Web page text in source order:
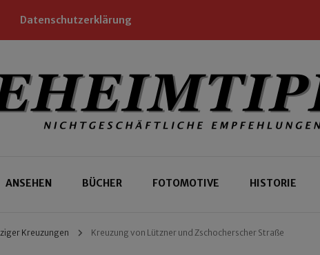
Datenschutzerklärung
Leipzig
ANSEHEN BÜCHER FOTOMOTIVE HISTORIE
Kreuzungen Kreuzung von Lützner und Zschocherscher Straße